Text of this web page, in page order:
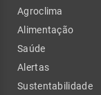
Agroclima
Alimentação
Saúde
Alertas
Sustentabilidade